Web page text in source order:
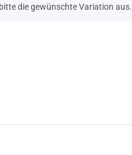
die gewünschte Variation aus.